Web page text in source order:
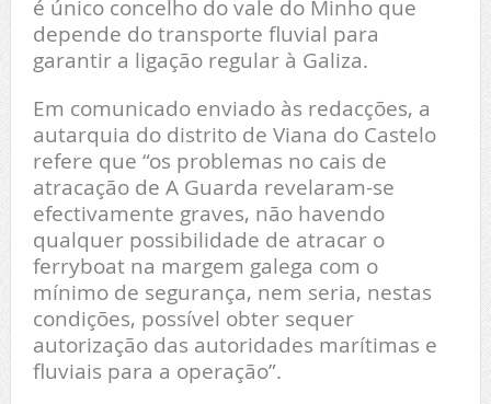
é único concelho do vale do Minho que
depende do transporte fluvial para
garantir a ligação regular à Galiza.
Em comunicado enviado às redacções, a
autarquia do distrito de Viana do Castelo
refere que “os problemas no cais de
atracação de A Guarda revelaram-se
efectivamente graves, não havendo
qualquer possibilidade de atracar o
ferryboat na margem galega com o
mínimo de segurança, nem seria, nestas
condições, possível obter sequer
autorização das autoridades marítimas e
fluviais para a operação”.